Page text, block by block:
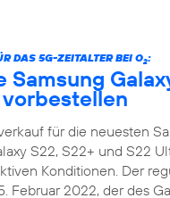
DAS 5G-ZEITALTER BEI O2:
Samsung
vorbestellen
für die neuesten
S22, S22+ und S22
Konditionen. Der
Februar 2022, der des